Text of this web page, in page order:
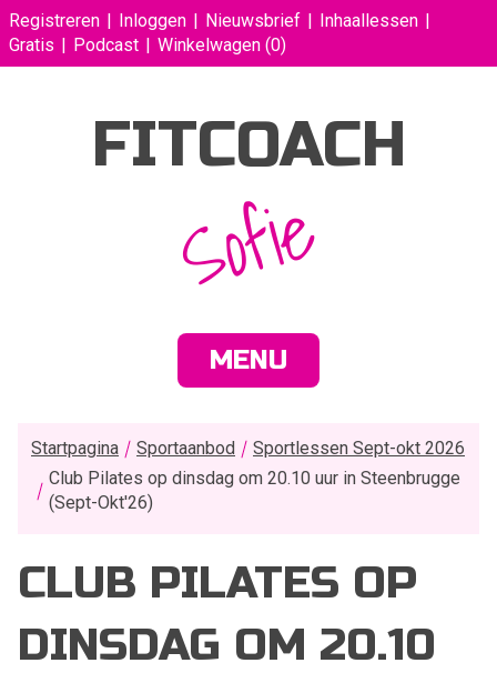
Registreren Inloggen Nieuwsbrief
Inhaallessen
Gratis
Podcast Winkelwagen (0)
FITCOACH
Sofie
MENU
Startpagina Sportaanbod
Sportlessen Sept-okt 2026
Club Pilates op dinsdag om 20.10 uur in Steenbrugge
(Sept-Okt'26)
CLUB PILATES OP
DINSDAG OM 20.10